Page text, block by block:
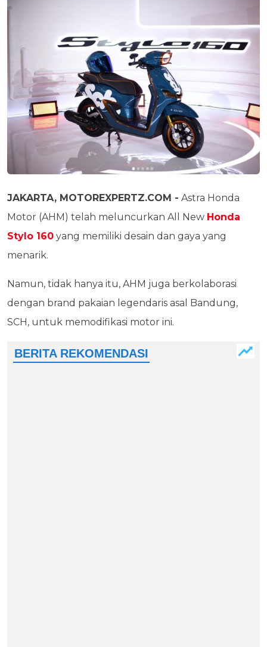
JAKARTA, MOTOREXPERTZ.COM - Astra Honda
Motor (AHM) telah meluncurkan All New Honda
Stylo 160 yang memiliki desain dan gaya yang
menarik.
Namun, tidak hanya itu, AHM juga berkolaborasi
dengan brand pakaian legendaris asal Bandung,
SCH, untuk memodifikasi motor ini.